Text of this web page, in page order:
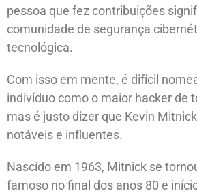
pessoa que fez contribuições
comunidade de segurança
tecnológica.
Com isso em mente, é difícil
indivíduo como o maior hacker de
mas é justo dizer que Kevin
notáveis e influentes.
Nascido em 1963, Mitnick se
famoso no final dos anos 80 e